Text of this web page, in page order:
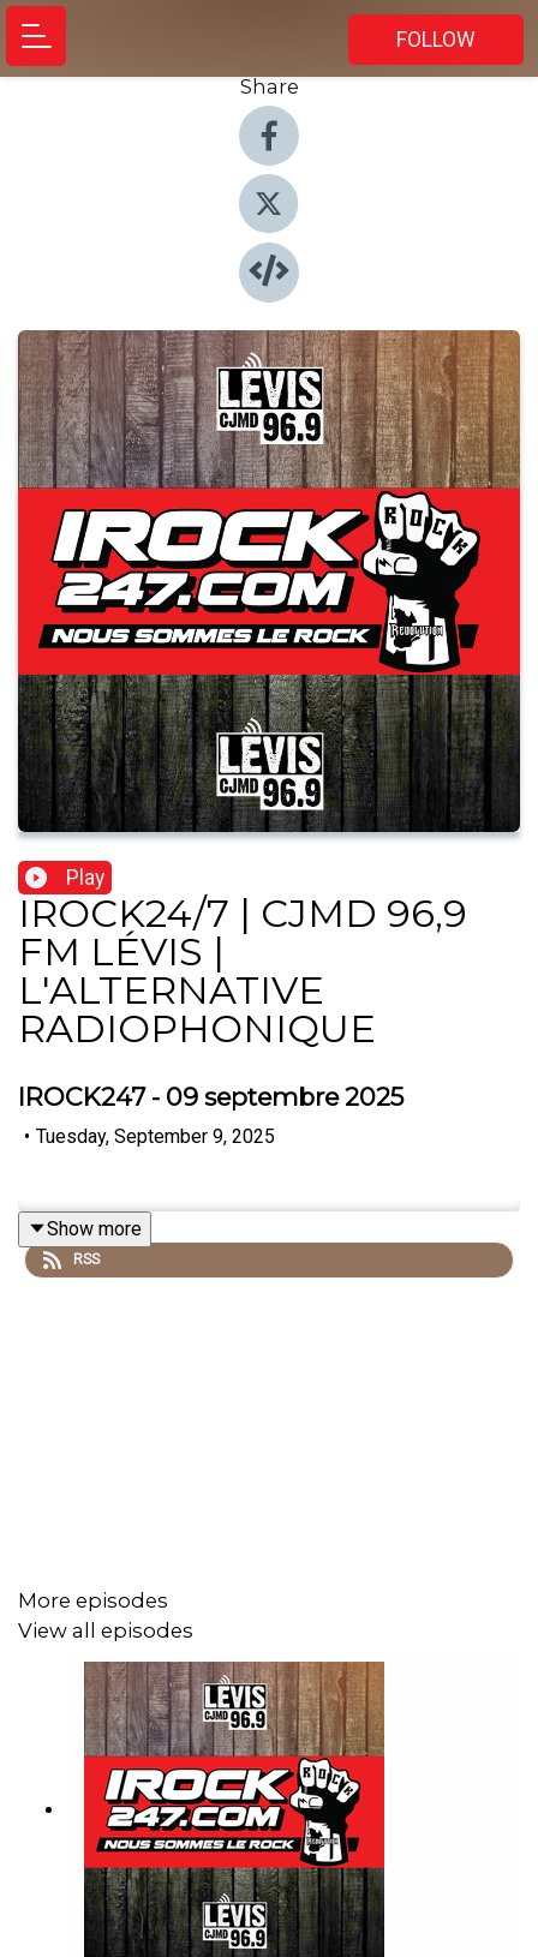
FOLLOW
Share
Play
IROCK24/7 | CJMD 96,9
FM LÉVIS |
L'ALTERNATIVE
RADIOPHONIQUE
IROCK247 - 09 septembre 2025
• Tuesday, September 9, 2025
Show more
RSS
More episodes
View all episodes